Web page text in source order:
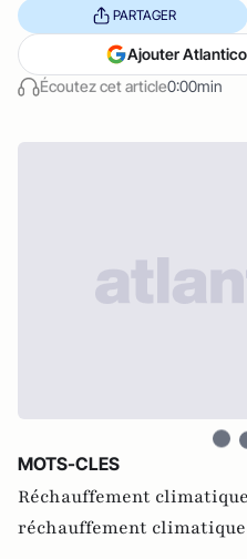
Écoutez cet article0:00min
PARTAGER
Ajouter
MOTS-CLES
Réchauffement
réchauffement